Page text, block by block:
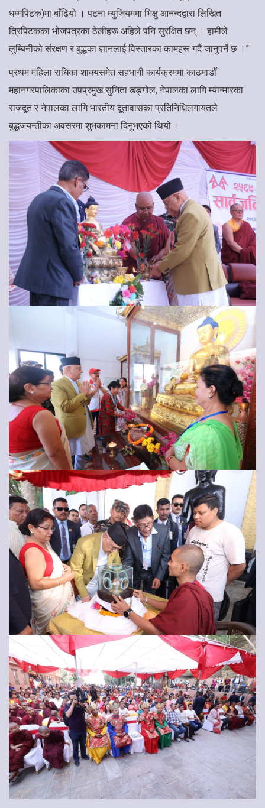
धम्मपिटक)मा बाँढियो । पटना म्युजियममा भिक्षु आनन्दद्वारा लिखित
त्रिपिटकका भोजपत्रका ठेलीहरू अहिले पनि सुरक्षित छन् । हामीले
लुम्बिनीको संरक्षण र बुद्धका ज्ञानलाई विस्तारका कामहरू गर्दै जानुपर्ने छ ।”
प्रथम महिला राधिका शाक्यसमेत सहभागी कार्यक्रममा काठमाडौँ
महानगरपालिकाका उपप्रमुख सुनिता डङ्गोल, नेपालका लागि म्यान्मारका
राजदूत र नेपालका लागि भारतीय दूतावासका प्रतिनिधिलगायतले
बुद्धजयन्तीका अवसरमा शुभकामना दिनुभएको थियो ।